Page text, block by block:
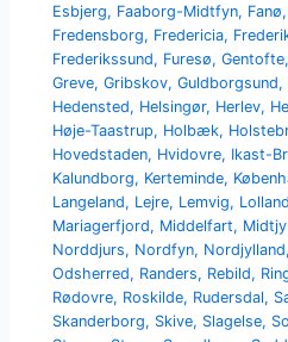
Esbjerg, Faaborg-Midtfyn, Fanø,
Fredensborg, Fredericia,
Frederikssund, Furesø,Gentofte
Greve,Gribskov,Guldborgsund,
Hedensted, Helsingør, Herlev,
Høje-Taastrup, Holbæk,
Hovedstaden, Hvidovre, Ikast-
Kalundborg, Kerteminde,
Langeland, Lejre, Lemvig, Lolland
Mariagerfjord, Middelfart,
Norddjurs, Nordfyn, Nordjylland,
Odsherred, Randers, Rebild,
Rødovre, Roskilde, Rudersdal,
Skanderborg, Skive, Slagelse,